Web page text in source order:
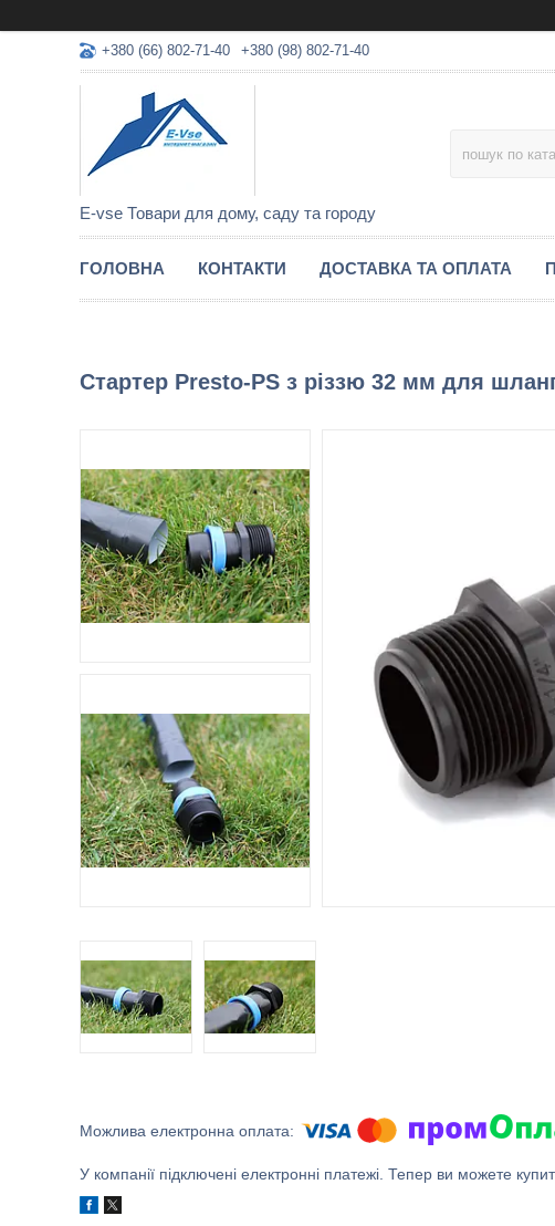
+380 (66) 802-71-40 +380 (98) 802-71-40
E-vse Товари для дому, саду та городу
ГОЛОВНА КОНТАКТИ ДОСТАВКА ТА ОПЛАТА
Стартер Presto-PS з різзю 32 мм для
У компанії підключені електронні платежі. Тепер ви можете